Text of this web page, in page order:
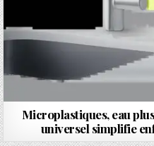
Microplastiques, eau
universel simplifie